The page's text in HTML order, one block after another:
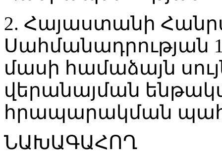
2. Հայաստանի
Սահմանադրության
մասի համաձայն
վերանայման ենթակա
հրապարակման
ՆԱԽԱԳԱՀՈՂ